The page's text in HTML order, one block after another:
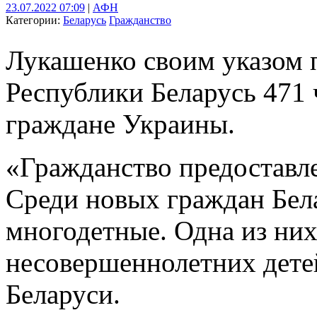
23.07.2022 07:09 | АФН
Категории: Беларусь Гражданство
Лукашенко своим указом
Республики Беларусь
граждане Украины.
«Гражданство
Среди новых граждан
многодетные. Одна из
несовершеннолетних
Беларуси.